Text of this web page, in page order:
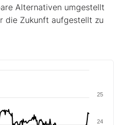
Alternativen umgestellt
die Zukunft aufgestellt zu
24
25